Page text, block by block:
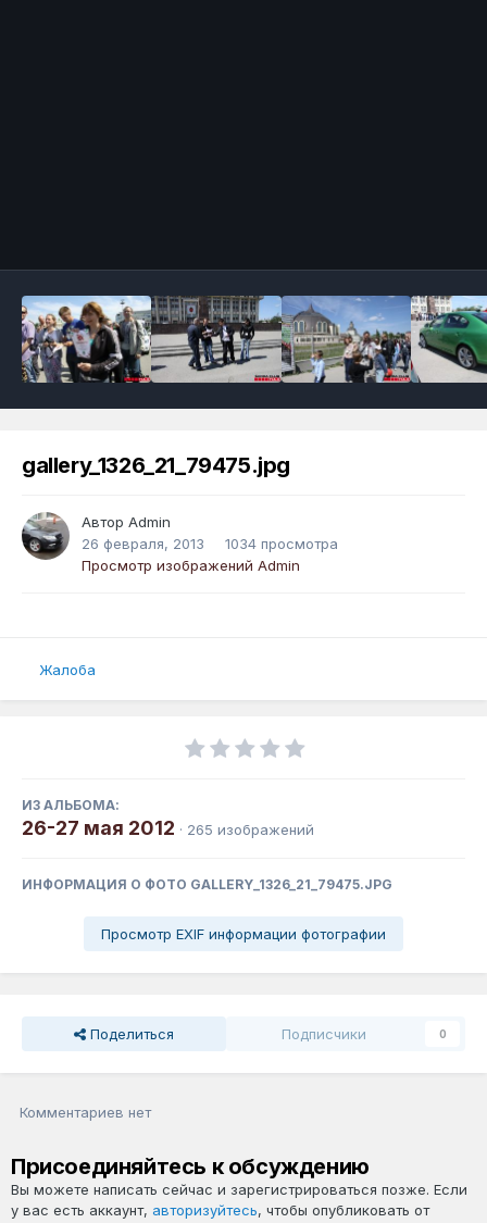
gallery_1326_21_79475.jpg
Автор Admin
26 февраля, 2013
1034 просмотра
Просмотр изображений Admin
Жалоба
ИЗ АЛЬБОМА:
26-27 мая 2012 · 265 изображений
ИНФОРМАЦИЯ О ФОТО GALLERY_1326_21_79475.JPG
Просмотр EXIF информации фотографии
Поделиться Подписчики 0
Комментариев нет
Присоединяйтесь к обсуждению
Вы можете написать сейчас и зарегистрироваться позже. Если
у вас есть аккаунт, авторизуйтесь, чтобы опубликовать от